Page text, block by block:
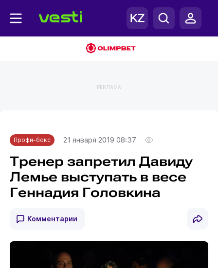
РЕКЛАМА
Профи-бокс 21 января 2019 08:37
Тренер запретил Давиду
Лемье выступать в весе
Геннадия Головкина
Комментарии